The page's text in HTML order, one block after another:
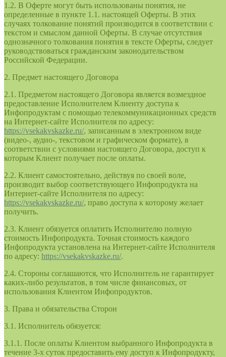
1.2. В Оферте могут быть использованы понятия, не
определенные в пункте 1.1. настоящей Оферты. В этих
случаях толкование понятий производится в соответствии с
текстом и смыслом данной Оферты. В случае отсутствия
однозначного толкования понятия в тексте Оферты, следует
руководствоваться гражданским законодательством
Российской Федерации.
2. Предмет настоящего Договора
2.1. Предметом настоящего Договора является возмездное
предоставление Исполнителем Клиенту доступа к
Инфопродуктам с помощью телекоммуникационных средств
на Интернет-сайте Исполнителя по адресу:
https://vsekakvskazke.ru/, записанным в электронном виде
(видео-, аудио-, текстовом и графическом формате), в
соответствии с условиями настоящего Договора, доступ к
которым Клиент получает после оплаты.
2.2. Клиент самостоятельно, действуя по своей воле,
производит выбор соответствующего Инфопродукта на
Интернет-сайте Исполнителя по адресу:
https://vsekakvskazke.ru/, право доступа к которому желает
получить.
2.3. Клиент обязуется оплатить Исполнителю полную
стоимость Инфопродукта. Точная стоимость каждого
Инфопродукта установлена на Интернет-сайте Исполнителя
по адресу: https://vsekakvskazke.ru/.
2.4. Стороны соглашаются, что Исполнитель не гарантирует
каких-либо результатов, в том числе финансовых, от
использования Клиентом Инфопродуктов.
3. Права и обязательства Сторон
3.1. Исполнитель обязуется:
3.1.1. После оплаты Клиентом выбранного Инфопродукта в
течение 3-х суток предоставить ему доступ к Инфопродукту,